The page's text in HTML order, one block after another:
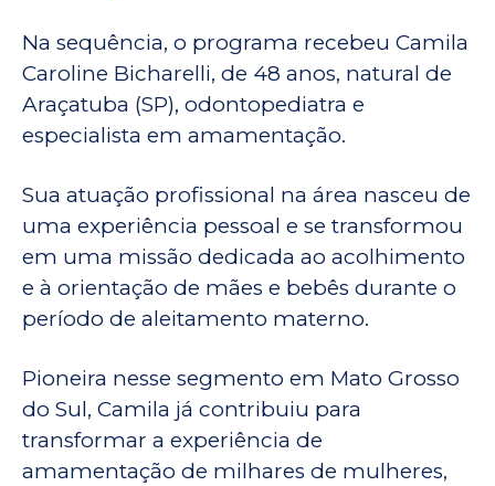
Na sequência, o programa recebeu Camila
Caroline Bicharelli, de 48 anos, natural de
Araçatuba (SP), odontopediatra e
especialista em amamentação.
Sua atuação profissional na área nasceu de
uma experiência pessoal e se transformou
em uma missão dedicada ao acolhimento
e à orientação de mães e bebês durante o
período de aleitamento materno.
Pioneira nesse segmento em Mato Grosso
do Sul, Camila já contribuiu para
transformar a experiência de
amamentação de milhares de mulheres,